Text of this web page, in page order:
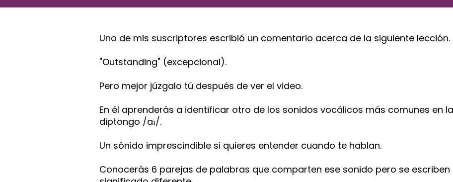
Uno de mis suscriptores escribió un comentario acerca de la siguiente lección.
"Outstanding" (excepcional).
Pero mejor júzgalo tú después de ver el video.
En él aprenderás a identificar otro de los sonidos vocálicos más comunes en
diptongo /aɪ/.
Un sónido imprescindible si quieres entender cuando te hablan.
Conocerás 6 parejas de palabras que comparten ese sonido pero se escriben